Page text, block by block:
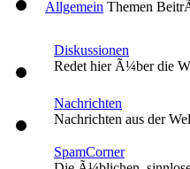
Allgemein Themen
Diskussionen
Redet hier Ã¼ber die
Nachrichten
Nachrichten aus der
SpamCorner